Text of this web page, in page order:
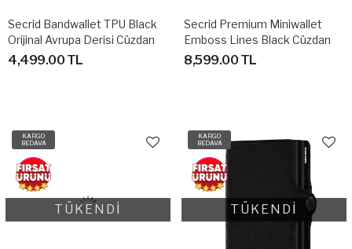
Secrid Bandwallet TPU Black
Orijinal Avrupa Derisi Cüzdan
4,499.00 TL
Secrid Premium Miniwallet
Emboss Lines Black Cüzdan
8,599.00 TL
KARGO
BEDAVA
TÜKENDİ
KARGO
BEDAVA
TÜKENDİ